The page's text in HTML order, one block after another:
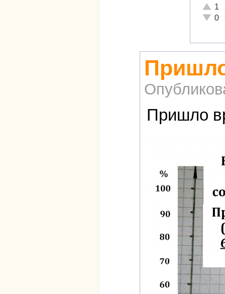
1
0
Пришло